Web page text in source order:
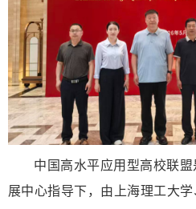
中国高水平应用型高校联
展中心指导下，由上海理工大